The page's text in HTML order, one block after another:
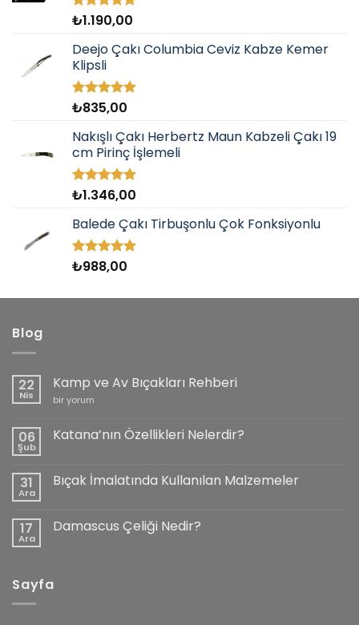
5 üzerinden
aldı
₺1.190,00
Deejo Çakı Columbia Ceviz Kabze Kemer
Klipsli
5 üzerinden
aldı
₺835,00
Nakışlı Çakı Herbertz Maun Kabzeli Çakı 19
cm Pirinç İşlemeli
5 üzerinden
aldı
₺1.346,00
Balede Çakı Tirbuşonlu Çok Fonksiyonlu
5 üzerinden
₺988,00
Blog
22
Nis
Kamp ve Av Bıçakları Rehberi
Kamp
Bıçakları
Rehberi
bir yorum
06
Şub
Katana’nın Özellikleri Nelerdir?
Katana’nın
Özellikleri
Nelerdir?
31
Ara
Bıçak İmalatında Kullanılan Malzemeler
İmalatında
17
Ara
Damascus Çeliği Nedir?
Nedir?
Sayfa